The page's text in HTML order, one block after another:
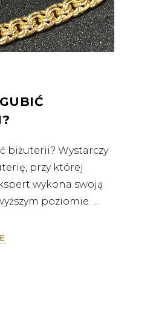
biżuterii? Wystarczy
przy której
wykona swoją
poziomie.